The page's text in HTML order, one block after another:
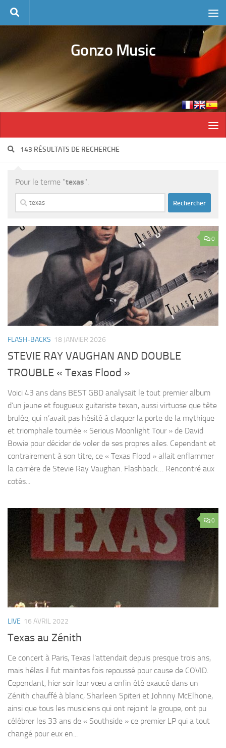
Skip to content
Gonzo Music
143 RÉSULTATS DE RECHERCHE
Pour le terme "texas".
Rechercher :
0
FLASH-BACKS 18 JANVIER 2026
STEVIE RAY VAUGHAN AND DOUBLE
TROUBLE « Texas Flood »
Voici 43 ans dans BEST GBD analysait le tout premier album
d’un jeune et fougueux guitariste texan, aussi virtuose que tête
brulée, qui n’avait pas hésité à claquer la porte de la mythique
et triomphale tournée « Serious Moonlight Tour » de David
Bowie pour décider de voler de ses propres ailes. Cependant et
contrairement à son titre, ce « Texas Flood » allait enflammer
la carrière de Stevie Ray Vaughan. Flashback… Rencontré aux
cotés...
0
LIVE 16 AVRIL 2022
Texas au Zénith
Ce concert à Paris, Texas l’attendait depuis presque trois ans,
mais hélas il fut maintes fois repoussé pour cause de COVID.
Cependant, hier soir leur vœu a enfin été exaucé dans un
Zénith chauffé à blanc, Sharleen Spiteri et Johnny McElhone,
ainsi que tous les musiciens qui ont rejoint le groupe, ont pu
célébrer les 33 ans de « Southside » ce premier LP qui a tout
changé pour eux en...